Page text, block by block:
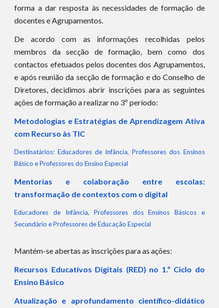
forma a dar resposta às necessidades de formação de
docentes e Agrupamentos.
De acordo com as informações recolhidas pelos
membros da secção de formação, bem como dos
contactos efetuados pelos docentes dos Agrupamentos,
e após reunião da secção de formação e do Conselho de
Diretores, decidimos abrir inscrições para as seguintes
ações de formação a realizar no 3º período:
Metodologias e Estratégias de Aprendizagem Ativa
com Recurso às TIC
Destinatários: Educadores de Infância, Professores dos Ensinos
Básico e Professores do Ensino Especial
Mentorias e colaboração entre escolas:
transformação de contextos com o digital
Educadores de Infância, Professores dos Ensinos Básicos e
Secundário e Professores de Educação Especial
Mantém-se abertas as inscrições para as ações:
Recursos Educativos Digitais (RED) no 1.º Ciclo do
Ensino Básico
Atualização e aprofundamento científico-didático